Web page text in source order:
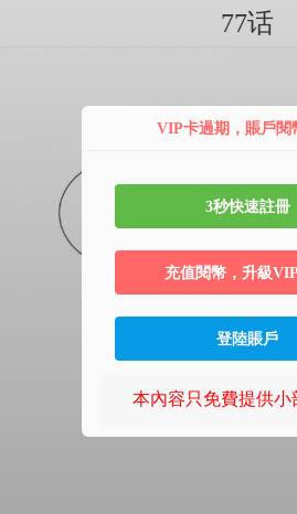
77话
VIP卡過期，賬戶閱
3秒快速註冊
充值閱幣，升級
登陸賬戶
本內容只免費提供小